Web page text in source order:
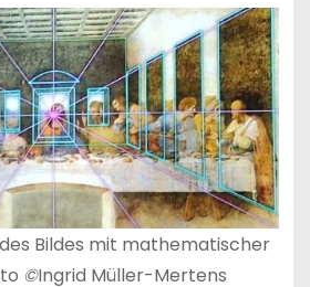
Bildes mit mathematischer
©Ingrid Müller-Mertens